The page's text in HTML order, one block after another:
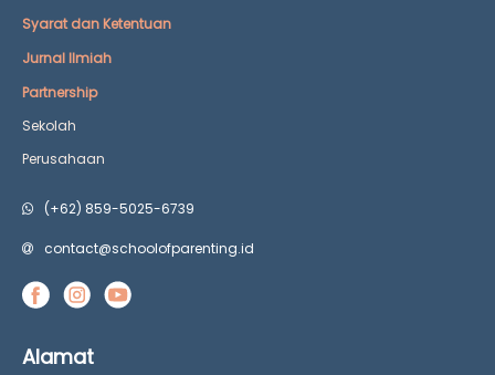
Syarat dan Ketentuan
Jurnal Ilmiah
Partnership
Sekolah
Perusahaan
(+62) 859-5025-6739
contact@schoolofparenting.id
Alamat